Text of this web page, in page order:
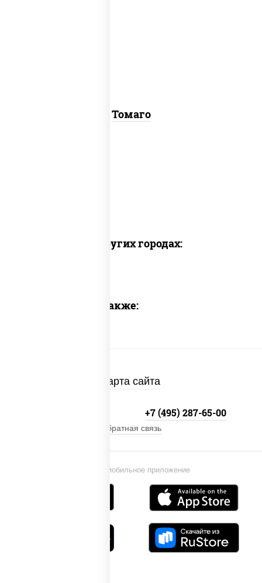
Томаго
Доставка в других городах:
Предлагаем также:
Карта сайта
Установи мобильное приложение
+7 (495) 287-65-00
Обратная связь